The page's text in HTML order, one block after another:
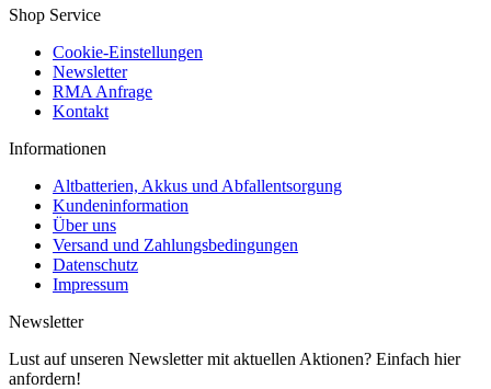
Shop Service
Cookie-Einstellungen
Newsletter
RMA Anfrage
Kontakt
Informationen
Altbatterien, Akkus und Abfallentsorgung
Kundeninformation
Über uns
Versand und Zahlungsbedingungen
Datenschutz
Impressum
Newsletter
Lust auf unseren Newsletter mit aktuellen Aktionen? Einfach hier
anfordern!